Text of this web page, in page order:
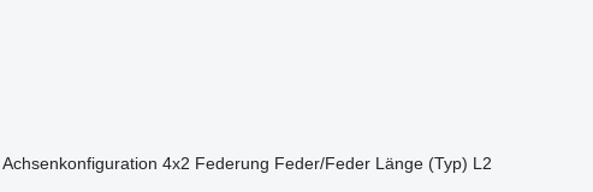
Achsenkonfiguration 4x2 Federung Feder/Feder Länge (Typ) L2